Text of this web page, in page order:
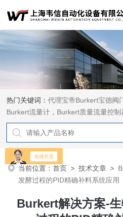
热门关键词：代理宝帝Burkert宝德阀
Burkert流量计，Burkert质量流量控
HYDAC传感器，ASCO电磁阀，
泵，安沃驰Aventics电磁阀|气缸，
当前位置：首页 >技术文章 >
发酵过程的PID精确补料系统应用
Burkert解决方案-